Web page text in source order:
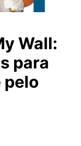
Wall:
para
pelo